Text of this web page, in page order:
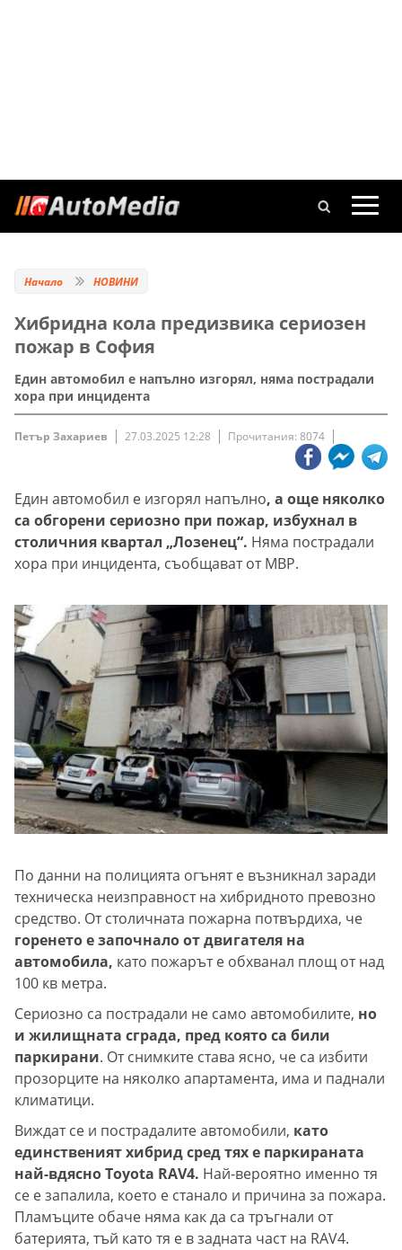
Начало НОВИНИ
Хибридна кола предизвика сериозен
пожар в София
Един автомобил е напълно изгорял, няма пострадали
хора при инцидента
Петър Захариев 27.03.2025 12:28 Прочитания: 8074
Един автомобил е изгорял напълно, а още няколко
са обгорени сериозно при пожар, избухнал в
столичния квартал „Лозенец“. Няма пострадали
хора при инцидента, съобщават от МВР.
По данни на полицията огънят е възникнал заради
техническа неизправност на хибридното превозно
средство. От столичната пожарна потвърдиха, че
горенето е започнало от двигателя на
автомобила, като пожарът е обхванал площ от над
100 кв метра.
Сериозно са пострадали не само автомобилите, но
и жилищната сграда, пред която са били
паркирани. От снимките става ясно, че са избити
прозорците на няколко апартамента, има и паднали
климатици.
Виждат се и пострадалите автомобили, като
единственият хибрид сред тях е паркираната
най-вдясно Toyota RAV4. Най-вероятно именно тя
се е запалила, което е станало и причина за пожара.
Пламъците обаче няма как да са тръгнали от
батерията, тъй като тя е в задната част на RAV4.